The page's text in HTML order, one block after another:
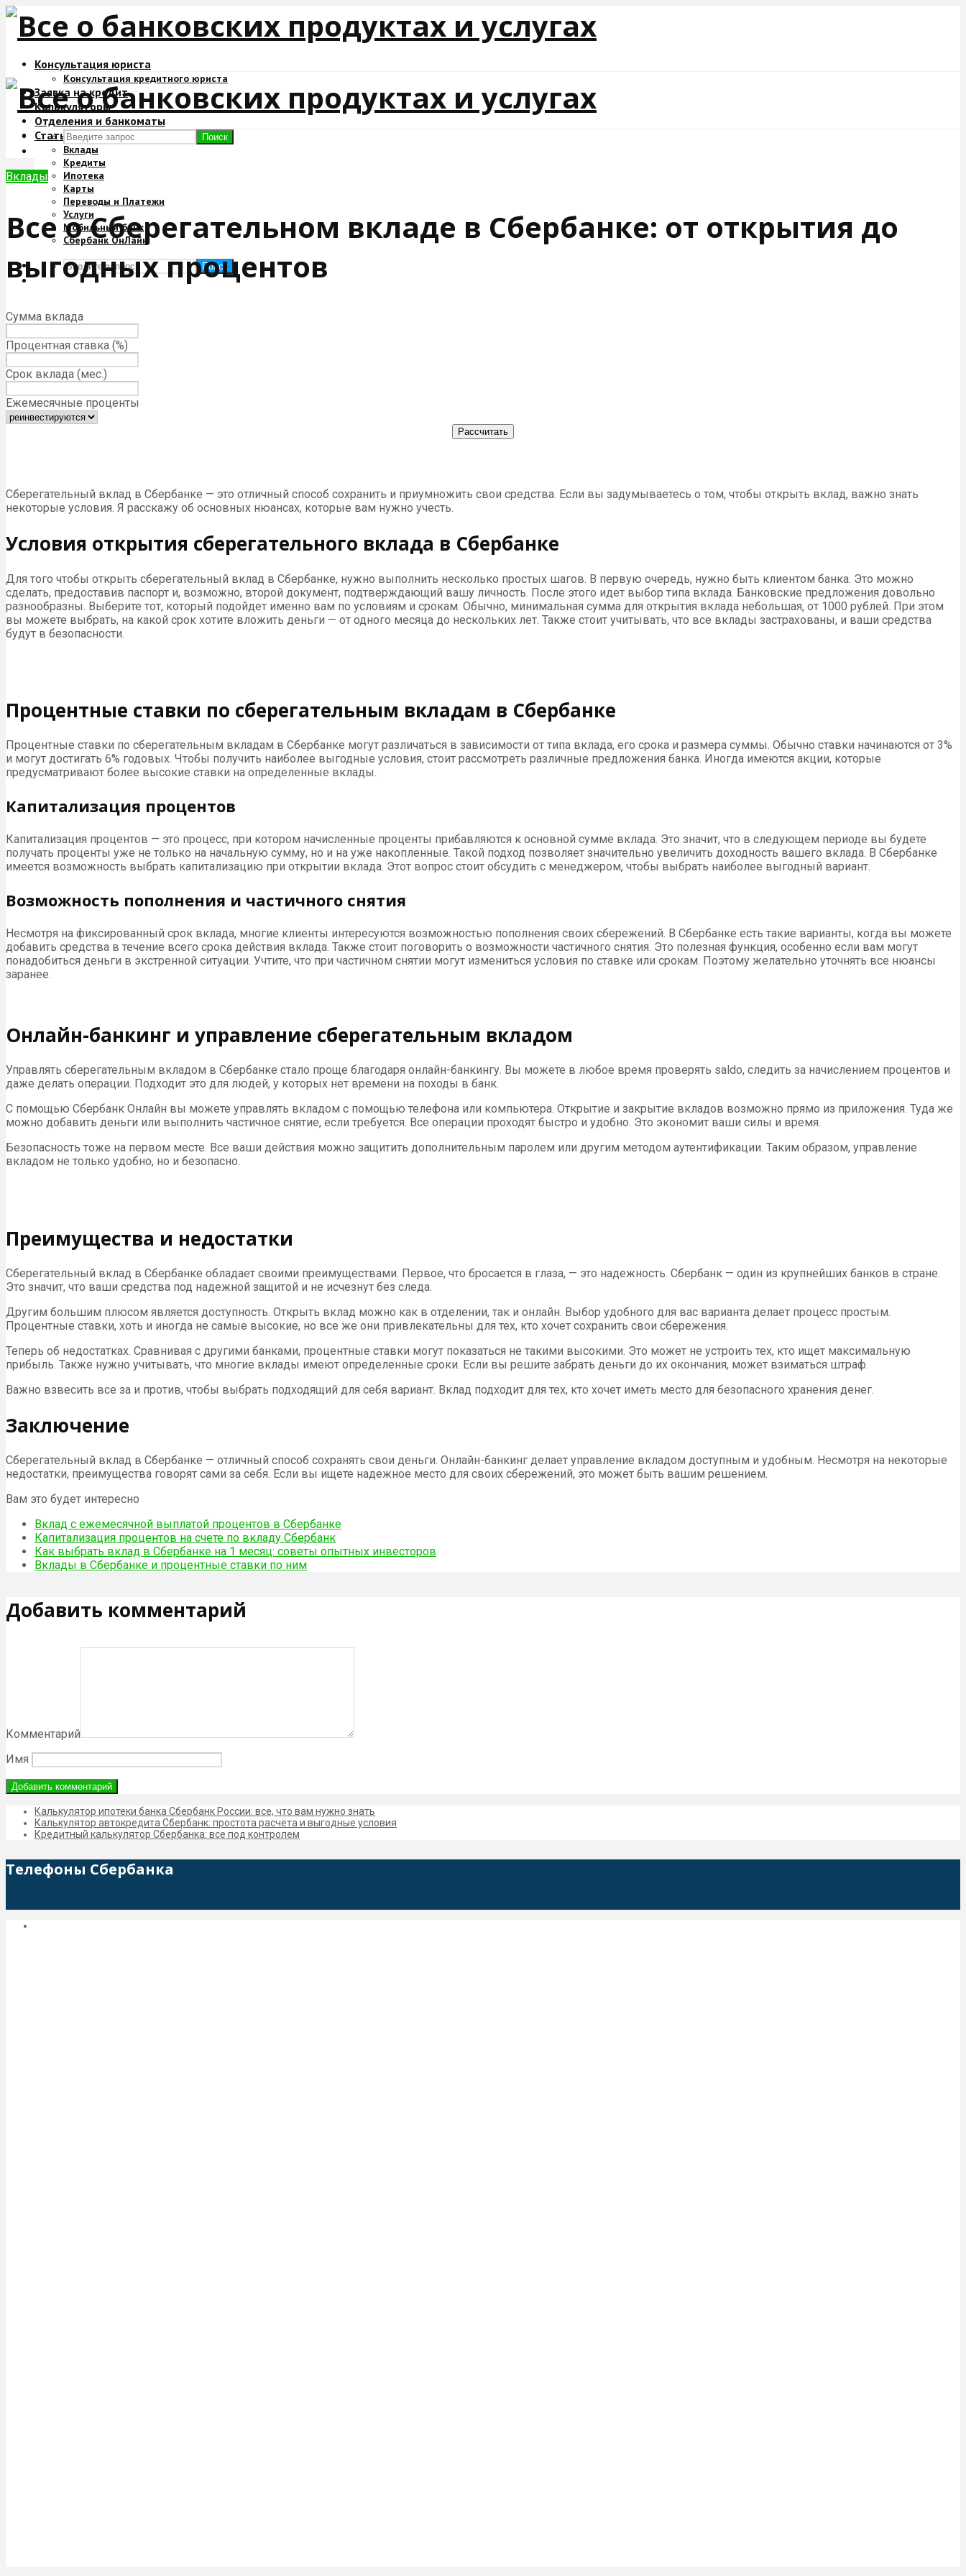
Консультация юриста
Консультация кредитного юриста
Заявка на кредит
Калькуляторы
Отделения и банкоматы
Статьи
Вклады
Кредиты
Ипотека
Карты
Переводы и Платежи
Услуги
Мобильный банк
Сбербанк ОнЛайн
Поиск
Поиск
Вклады
Все о Сберегательном вкладе в Сбербанке: от открытия до
выгодных процентов
Cумма вклада
Процентная ставка (%)
Срок вклада (мес.)
Ежемесячные проценты
Сберегательный вклад в Сбербанке — это отличный способ сохранить и приумножить свои средства. Если вы задумываетесь о том, чтобы открыть вклад, важно знать
некоторые условия. Я расскажу об основных нюансах, которые вам нужно учесть.
Условия открытия сберегательного вклада в Сбербанке
Для того чтобы открыть сберегательный вклад в Сбербанке, нужно выполнить несколько простых шагов. В первую очередь, нужно быть клиентом банка. Это можно
сделать, предоставив паспорт и, возможно, второй документ, подтверждающий вашу личность. После этого идет выбор типа вклада. Банковские предложения довольно
разнообразны. Выберите тот, который подойдет именно вам по условиям и срокам. Обычно, минимальная сумма для открытия вклада небольшая, от 1000 рублей. При этом
вы можете выбрать, на какой срок хотите вложить деньги — от одного месяца до нескольких лет. Также стоит учитывать, что все вклады застрахованы, и ваши средства
будут в безопасности.
Процентные ставки по сберегательным вкладам в Сбербанке
Процентные ставки по сберегательным вкладам в Сбербанке могут различаться в зависимости от типа вклада, его срока и размера суммы. Обычно ставки начинаются от 3%
и могут достигать 6% годовых. Чтобы получить наиболее выгодные условия, стоит рассмотреть различные предложения банка. Иногда имеются акции, которые
предусматривают более высокие ставки на определенные вклады.
Капитализация процентов
Капитализация процентов — это процесс, при котором начисленные проценты прибавляются к основной сумме вклада. Это значит, что в следующем периоде вы будете
получать проценты уже не только на начальную сумму, но и на уже накопленные. Такой подход позволяет значительно увеличить доходность вашего вклада. В Сбербанке
имеется возможность выбрать капитализацию при открытии вклада. Этот вопрос стоит обсудить с менеджером, чтобы выбрать наиболее выгодный вариант.
Возможность пополнения и частичного снятия
Несмотря на фиксированный срок вклада, многие клиенты интересуются возможностью пополнения своих сбережений. В Сбербанке есть такие варианты, когда вы можете
добавить средства в течение всего срока действия вклада. Также стоит поговорить о возможности частичного снятия. Это полезная функция, особенно если вам могут
понадобиться деньги в экстренной ситуации. Учтите, что при частичном снятии могут измениться условия по ставке или срокам. Поэтому желательно уточнять все нюансы
заранее.
Онлайн-банкинг и управление сберегательным вкладом
Управлять сберегательным вкладом в Сбербанке стало проще благодаря онлайн-банкингу. Вы можете в любое время проверять saldo, следить за начислением процентов и
даже делать операции. Подходит это для людей, у которых нет времени на походы в банк.
С помощью Сбербанк Онлайн вы можете управлять вкладом с помощью телефона или компьютера. Открытие и закрытие вкладов возможно прямо из приложения. Туда же
можно добавить деньги или выполнить частичное снятие, если требуется. Все операции проходят быстро и удобно. Это экономит ваши силы и время.
Безопасность тоже на первом месте. Все ваши действия можно защитить дополнительным паролем или другим методом аутентификации. Таким образом, управление
вкладом не только удобно, но и безопасно.
Преимущества и недостатки
Сберегательный вклад в Сбербанке обладает своими преимуществами. Первое, что бросается в глаза, — это надежность. Сбербанк — один из крупнейших банков в стране.
Это значит, что ваши средства под надежной защитой и не исчезнут без следа.
Другим большим плюсом является доступность. Открыть вклад можно как в отделении, так и онлайн. Выбор удобного для вас варианта делает процесс простым.
Процентные ставки, хоть и иногда не самые высокие, но все же они привлекательны для тех, кто хочет сохранить свои сбережения.
Теперь об недостатках. Сравнивая с другими банками, процентные ставки могут показаться не такими высокими. Это может не устроить тех, кто ищет максимальную
прибыль. Также нужно учитывать, что многие вклады имеют определенные сроки. Если вы решите забрать деньги до их окончания, может взиматься штраф.
Важно взвесить все за и против, чтобы выбрать подходящий для себя вариант. Вклад подходит для тех, кто хочет иметь место для безопасного хранения денег.
Заключение
Сберегательный вклад в Сбербанке — отличный способ сохранять свои деньги. Онлайн-банкинг делает управление вкладом доступным и удобным. Несмотря на некоторые
недостатки, преимущества говорят сами за себя. Если вы ищете надежное место для своих сбережений, это может быть вашим решением.
Вам это будет интересно
Вклад с ежемесячной выплатой процентов в Сбербанке
Капитализация процентов на счете по вкладу Сбербанк
Как выбрать вклад в Сбербанке на 1 месяц: советы опытных инвесторов
Вклады в Сбербанке и процентные ставки по ним
Добавить комментарий
Комментарий
Имя
Калькулятор ипотеки банка Сбербанк России: все, что вам нужно знать
Калькулятор автокредита Сбербанк: простота расчёта и выгодные условия
Кредитный калькулятор Сбербанка: все под контролем
Телефоны Сбербанка